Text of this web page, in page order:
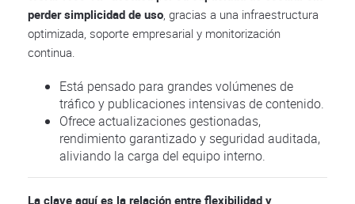
perder simplicidad de uso, gracias a una infraestructura
optimizada, soporte empresarial y monitorización
continua.
Está pensado para grandes volúmenes de
tráfico y publicaciones intensivas de contenido.
Ofrece actualizaciones gestionadas,
rendimiento garantizado y seguridad auditada,
aliviando la carga del equipo interno.
La clave aquí es la relación entre flexibilidad y